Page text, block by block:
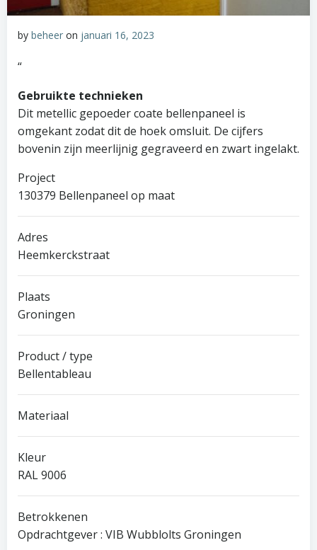
by beheer on januari 16, 2023
“
Gebruikte technieken
Dit metellic gepoeder coate bellenpaneel is
omgekant zodat dit de hoek omsluit. De cijfers
bovenin zijn meerlijnig gegraveerd en zwart ingelakt.
Project
130379 Bellenpaneel op maat
Adres
Heemkerckstraat
Plaats
Groningen
Product / type
Bellentableau
Materiaal
Kleur
RAL 9006
Betrokkenen
Opdrachtgever : VIB Wubblolts Groningen